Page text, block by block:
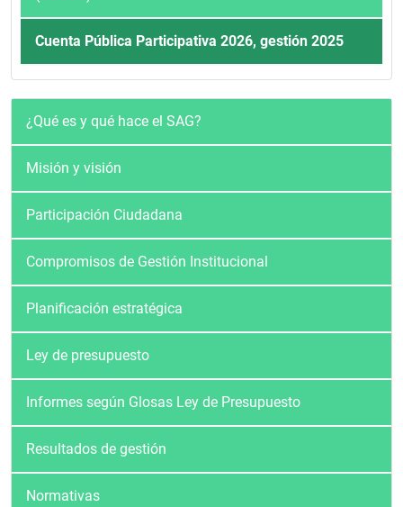
Cuenta Pública Participativa 2026, gestión 2025
Quienes somos
¿Qué es y qué hace el SAG?
Misión y visión
Participación Ciudadana
Compromisos de Gestión Institucional
Planificación estratégica
Ley de presupuesto
Informes según Glosas Ley de Presupuesto
Resultados de gestión
Normativas